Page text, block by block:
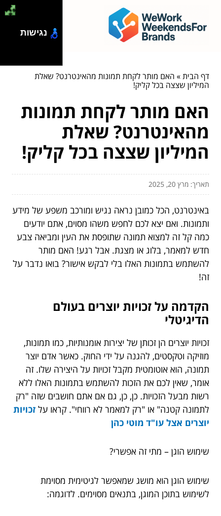
דף הבית» האם מותר לקחת תמונות מהאינטרנט? שאלת
המיליון שצצה בכל קליק!
האם מותר לקחת תמונות
מהאינטרנט? שאלת
המיליון שצצה בכל קליק!
תאריך: מרץ 20, 2025
באינטרנט, הכל כמובן נראה נגיש ומורכב משפע של מידע
ותמונות. ואם יצא לכם לחפש משהו מסוים, אתם יודעים
כמה קל זה למצוא תמונה שתופסת את העין ומביאה צבע
חדש למאמר, בלוג או מצגת. אבל רגע! האם מותר
להשתמש בתמונות האלו בלי לבקש אישור? בואו נדבר על
זה!
הקדמה על זכויות יוצרים בעולם
הדיגיטלי
זכויות יוצרים הן זכותן של יצירות אומנותיות, כמו תמונות,
מוזיקה וטקסטים, להגנה על ידי החוק. כאשר אדם יוצר
תמונה, הוא אוטומטית מקבל זכויות על היצירה שלו. זה
אומר, שאין לכם את הזכות להשתמש בתמונות האלו ללא
רשות מבעל הזכויות. כן, כן, גם אם אתם חושבים שזה "רק
לתמונה קטנה" או "רק למאמר לא רווחי". קראו על זכויות
יוצרים אצל עו"ד מוטי כהן
שימוש הוגן – מתי זה אפשרי?
שימוש הוגן הוא מושג שמאפשר לגיטימית מסוימת
לשימוש בתוכן המוגן, בתנאים מסוימים. לדוגמה:
נגישות